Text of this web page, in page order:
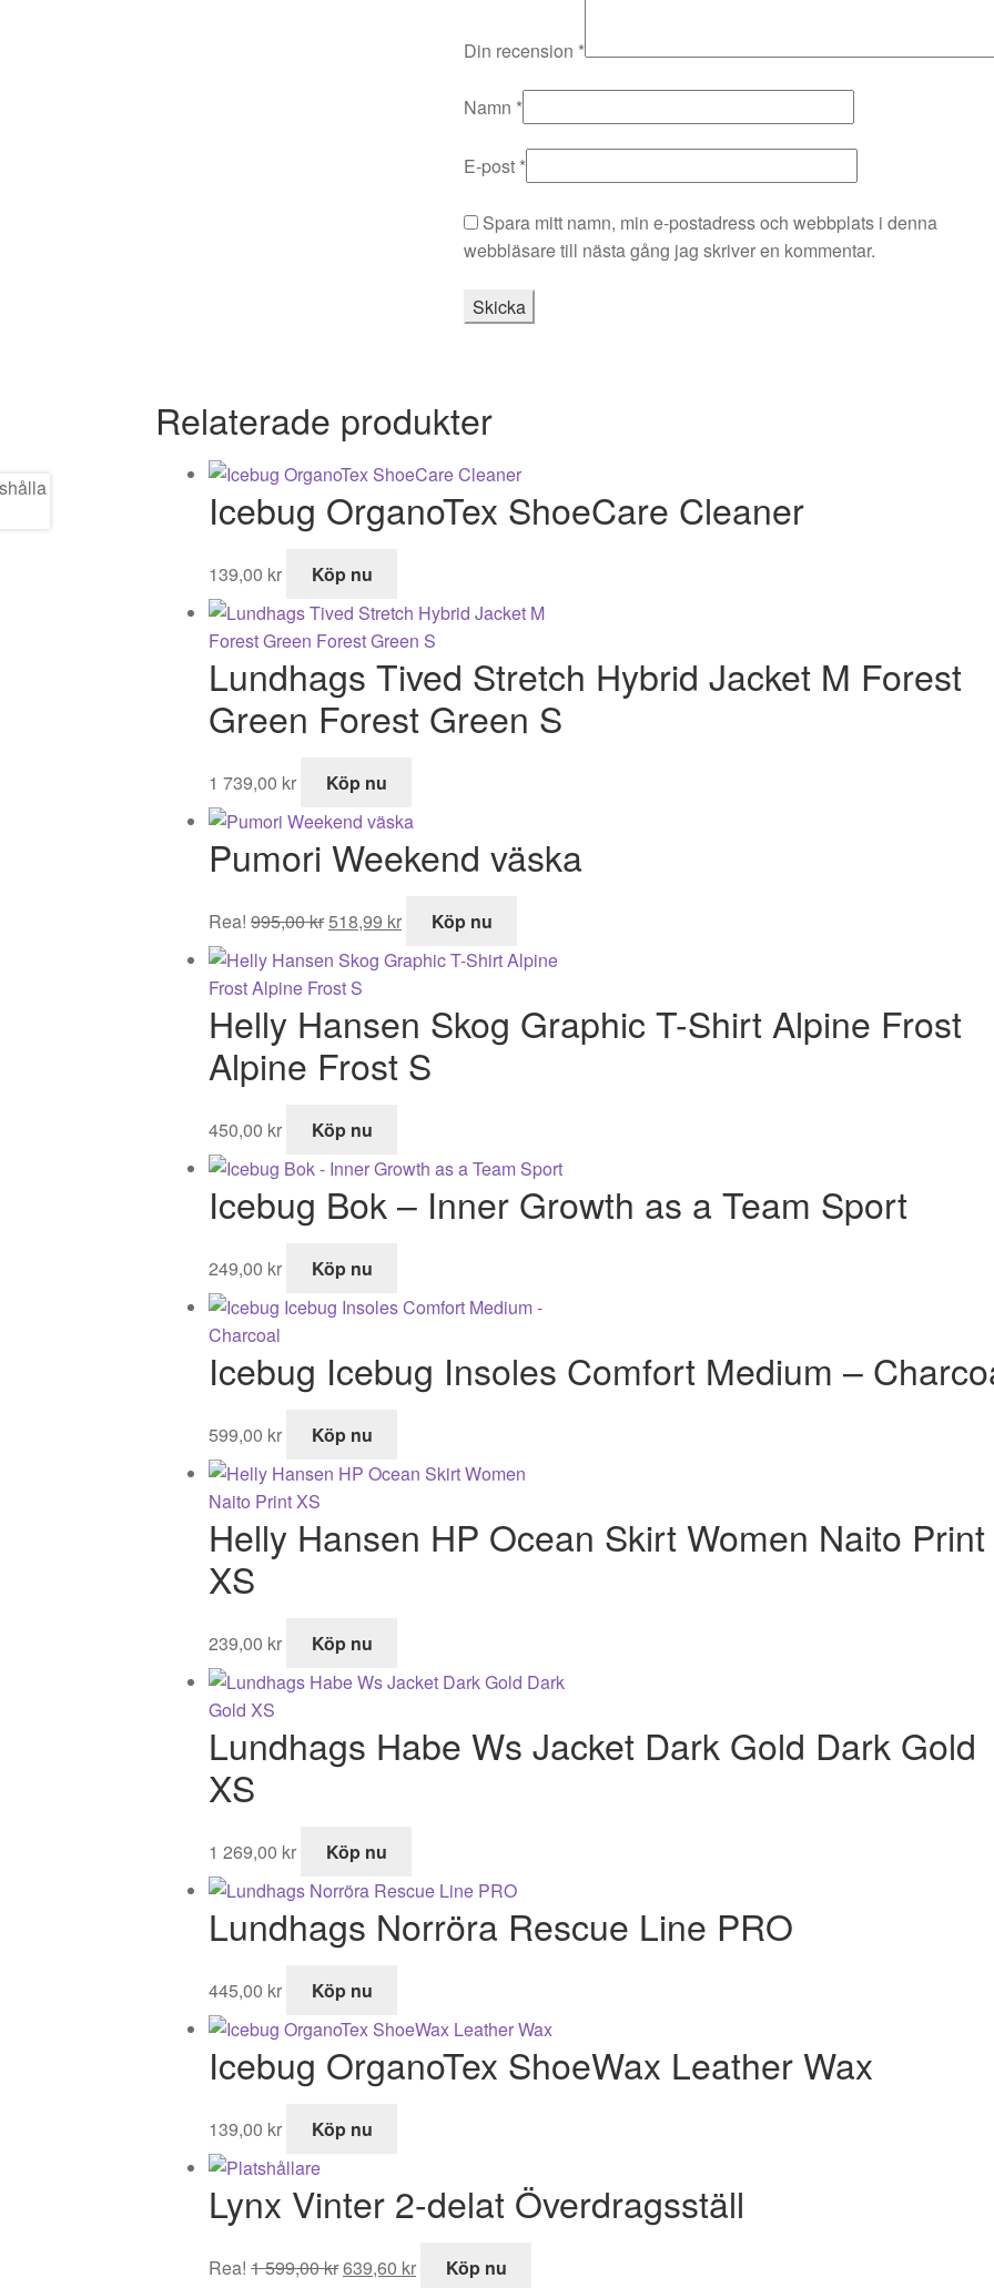
Din recension *
Namn *
E-post *
Spara mitt namn, min e-postadress och webbplats i denna
webbläsare till nästa gång jag skriver en kommentar.
Relaterade produkter
Icebug OrganoTex ShoeCare Cleaner
139,00 kr Köp nu
Lundhags Tived Stretch Hybrid Jacket M Forest
Green Forest Green S
1 739,00 kr Köp nu
Pumori Weekend väska
Rea! 995,00kr
ursprungliga
priset
var:
995,00 kr.
518,99 kr
nuvarande
priset
518,99 kr.
Köp nu
Helly Hansen Skog Graphic T-Shirt Alpine Frost
Alpine Frost S
450,00 kr Köp nu
Icebug Bok – Inner Growth as a Team Sport
249,00 kr Köp nu
Icebug Icebug Insoles Comfort Medium –
599,00 kr Köp nu
Helly Hansen HP Ocean Skirt Women Naito Print
XS
239,00 kr Köp nu
Lundhags Habe Ws Jacket Dark Gold Dark Gold
XS
1 269,00 kr Köp nu
Lundhags Norröra Rescue Line PRO
445,00 kr Köp nu
Icebug OrganoTex ShoeWax Leather Wax
139,00 kr Köp nu
Lynx Vinter 2-delat Överdragsställ
Rea! 1 599,00kr639,60 kr Köp nu